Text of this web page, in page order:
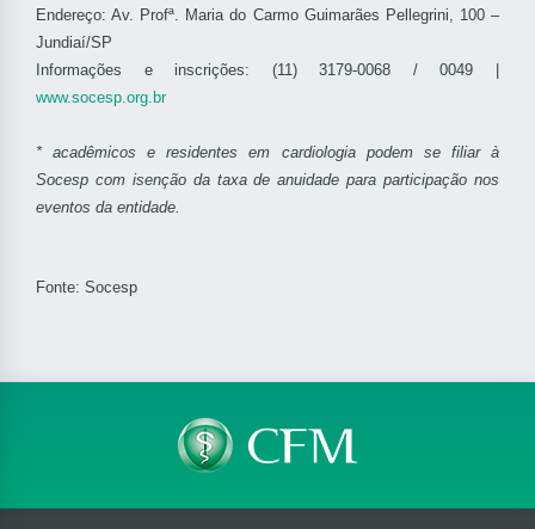
Endereço: Av. Profª. Maria do Carmo Guimarães Pellegrini, 100 –
Jundiaí/SP
Informações e inscrições: (11) 3179-0068 / 0049 |
www.socesp.org.br
* acadêmicos e residentes em cardiologia podem se filiar à
Socesp com isenção da taxa de anuidade para participação nos
eventos da entidade.
Fonte: Socesp